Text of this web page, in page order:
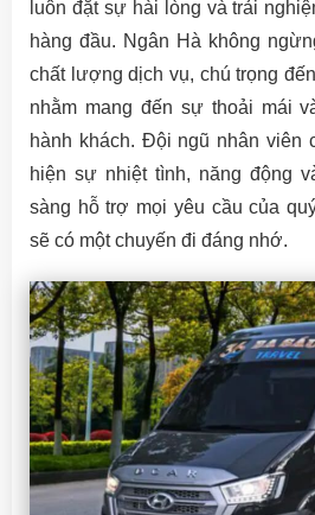
luôn đặt sự hài lòng và trải
hàng đầu. Ngân Hà không
chất lượng dịch vụ, chú trọng
nhằm mang đến sự thoải mái
hành khách. Đội ngũ nhân viên
hiện sự nhiệt tình, năng động
sàng hỗ trợ mọi yêu cầu của
sẽ có một chuyến đi đáng nhớ.